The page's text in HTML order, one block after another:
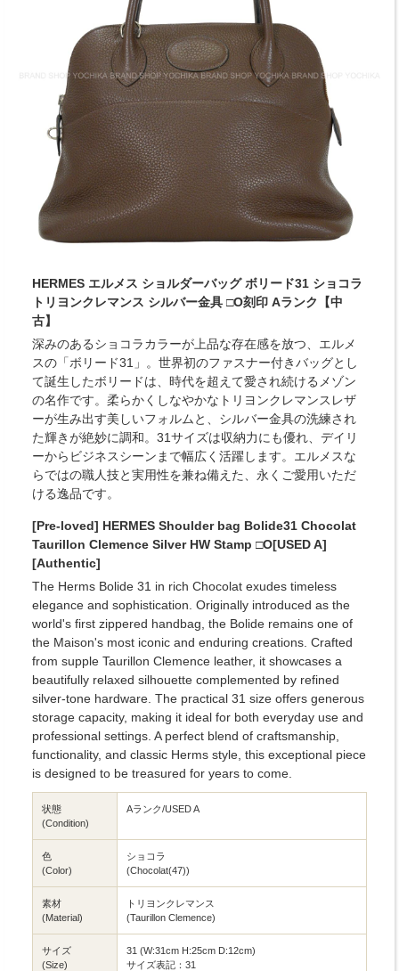
HERMES エルメス ショルダーバッグ ボリード31 ショコラ
トリヨンクレマンス シルバー金具 □O刻印 Aランク【中
古】
深みのあるショコラカラーが上品な存在感を放つ、エルメ
スの「ボリード31」。世界初のファスナー付きバッグとし
て誕生したボリードは、時代を超えて愛され続けるメゾン
の名作です。柔らかくしなやかなトリヨンクレマンスレザ
ーが生み出す美しいフォルムと、シルバー金具の洗練され
た輝きが絶妙に調和。31サイズは収納力にも優れ、デイリ
ーからビジネスシーンまで幅広く活躍します。エルメスな
らではの職人技と実用性を兼ね備えた、永くご愛用いただ
ける逸品です。
[Pre-loved] HERMES Shoulder bag Bolide31 Chocolat
Taurillon Clemence Silver HW Stamp □O[USED A]
[Authentic]
The Herms Bolide 31 in rich Chocolat exudes timeless
elegance and sophistication. Originally introduced as the
world's first zippered handbag, the Bolide remains one of
the Maison's most iconic and enduring creations. Crafted
from supple Taurillon Clemence leather, it showcases a
beautifully relaxed silhouette complemented by refined
silver-tone hardware. The practical 31 size offers generous
storage capacity, making it ideal for both everyday use and
professional settings. A perfect blend of craftsmanship,
functionality, and classic Herms style, this exceptional piece
is designed to be treasured for years to come.
状態
(Condition)
Aランク/USED A
色
(Color)
ショコラ
(Chocolat(47))
素材
(Material)
トリヨンクレマンス
(Taurillon Clemence)
サイズ
(Size)
31 (W:31cm H:25cm D:12cm)
サイズ表記：31